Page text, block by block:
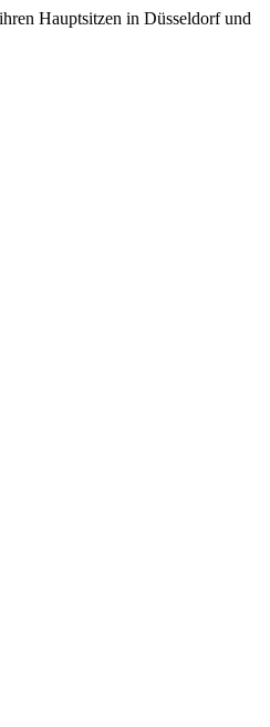
Hauptsitzen in Düsseldorf und